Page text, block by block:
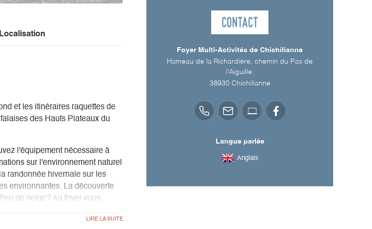
Localisation
et les itinéraires raquettes de
des Hauts Plateaux du
l'équipement nécessaire à
sur l'environnement naturel
randonnée hivernale sur les
environnantes. La découverte
de neige? Au foyer vous
Contact
Foyer Multi-Activités de Chichilianne
Hameau de la Richardière, chemin du Pas de
l'Aiguille.
38930 Chichilianne
Langue parlée
Anglais